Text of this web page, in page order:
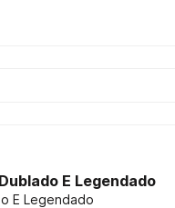
E Legendado
E Legendado